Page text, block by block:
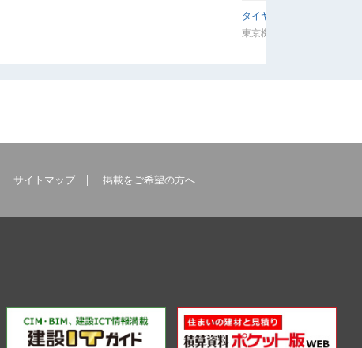
タイヤ泥落とし機
東京機材工業株式会社
サイトマップ 掲載をご希望の方へ